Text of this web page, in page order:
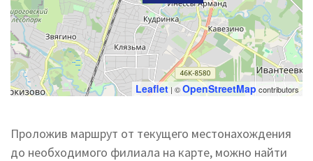
Leaflet | ©OpenStreetMap contributors
Проложив маршрут от текущего местонахождения
до необходимого филиала на карте, можно найти